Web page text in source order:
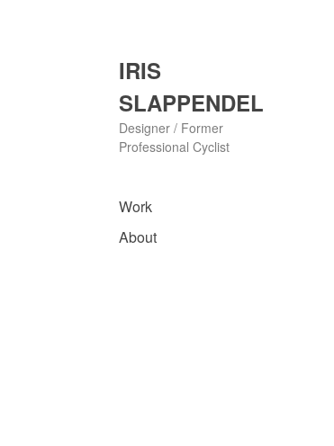
IRIS
SLAPPENDEL
Designer / Former
Professional Cyclist
Work
About